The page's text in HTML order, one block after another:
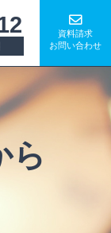
資料請求
お問い合わせ
ら